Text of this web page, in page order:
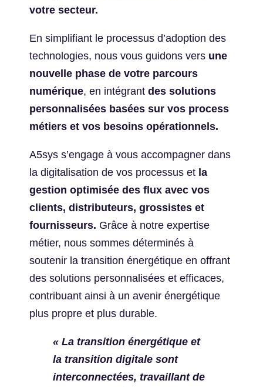
votre secteur.
En simplifiant le processus d’adoption des
technologies, nous vous guidons vers une
nouvelle phase de votre parcours
numérique, en intégrant des solutions
personnalisées basées sur vos process
métiers et vos besoins opérationnels.
A5sys s’engage à vous accompagner dans
la digitalisation de vos processus et la
gestion optimisée des flux avec vos
clients, distributeurs, grossistes et
fournisseurs. Grâce à notre expertise
métier, nous sommes déterminés à
soutenir la transition énergétique en offrant
des solutions personnalisées et efficaces,
contribuant ainsi à un avenir énergétique
plus propre et plus durable.
« La transition énergétique et
la transition digitale sont
interconnectées, travaillant de